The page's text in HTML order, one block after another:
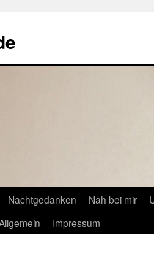
Nachtgedanken Nah bei mir
Impressum